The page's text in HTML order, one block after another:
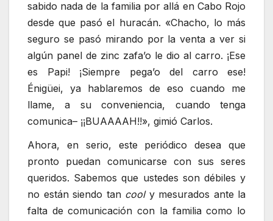
sabido nada de la familia por allá en Cabo Rojo
desde que pasó el huracán. «Chacho, lo más
seguro se pasó mirando por la venta a ver si
algún panel de zinc zafa’o le dio al carro. ¡Ese
es Papi! ¡Siempre pega’o del carro ese!
Énigüei, ya hablaremos de eso cuando me
llame, a su conveniencia, cuando tenga
comunica– ¡¡BUAAAAH!!», gimió Carlos.
Ahora, en serio, este periódico desea que
pronto puedan comunicarse con sus seres
queridos. Sabemos que ustedes son débiles y
no están siendo tan cooly mesurados ante la
falta de comunicación con la familia como lo